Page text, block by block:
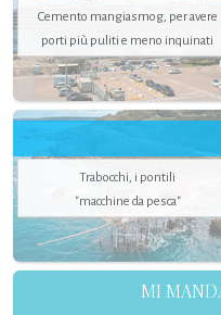
Cemento mangiasmog, per avere
porti più puliti e meno inquinati
Trabocchi, i pontili
"macchine da pesca"
MI